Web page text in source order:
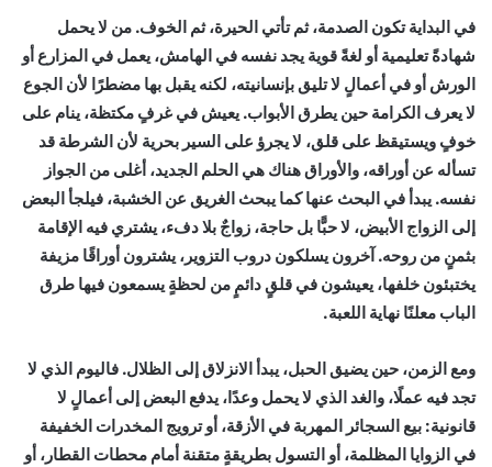
في البداية تكون الصدمة، ثم تأتي الحيرة، ثم الخوف. من لا يحمل
شهادةً تعليمية أو لغةً قوية يجد نفسه في الهامش، يعمل في المزارع أو
الورش أو في أعمالٍ لا تليق بإنسانيته، لكنه يقبل بها مضطرًا لأن الجوع
لا يعرف الكرامة حين يطرق الأبواب. يعيش في غرفٍ مكتظة، ينام على
خوفٍ ويستيقظ على قلق، لا يجرؤ على السير بحرية لأن الشرطة قد
تسأله عن أوراقه، والأوراق هناك هي الحلم الجديد، أغلى من الجواز
نفسه. يبدأ في البحث عنها كما يبحث الغريق عن الخشبة، فيلجأ البعض
إلى الزواج الأبيض، لا حبًّا بل حاجة، زواجٌ بلا دفء، يشتري فيه الإقامة
بثمنٍ من روحه. آخرون يسلكون دروب التزوير، يشترون أوراقًا مزيفة
يختبئون خلفها، يعيشون في قلقٍ دائمٍ من لحظةٍ يسمعون فيها طرق
الباب معلنًا نهاية اللعبة.
ومع الزمن، حين يضيق الحبل، يبدأ الانزلاق إلى الظلال. فاليوم الذي لا
تجد فيه عملًا، والغد الذي لا يحمل وعدًا، يدفع البعض إلى أعمالٍ لا
قانونية: بيع السجائر المهربة في الأزقة، أو ترويج المخدرات الخفيفة
في الزوايا المظلمة، أو التسول بطريقةٍ متقنة أمام محطات القطار، أو